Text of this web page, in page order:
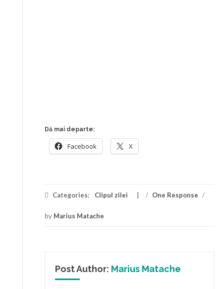
Dă mai departe:
Facebook X
Categories: Clipul zilei / One Response /
by Marius Matache
Post Author: Marius Matache